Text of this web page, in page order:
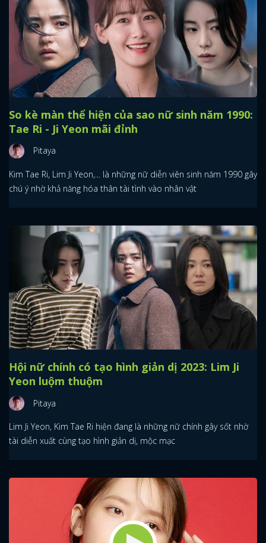
So kè màn thể hiện của sao nữ sinh năm 1990:
Tae Ri - Ji Yeon mãi đỉnh
Pitaya
Kim Tae Ri, Lim Ji Yeon,... là những nữ diễn viên sinh năm 1990 gây
chú ý nhờ khả năng hóa thân tài tình vào nhân vật
Hội nữ chính có tạo hình giản dị 2023: Lim Ji
Yeon luộm thuộm
Pitaya
Lim Ji Yeon, Kim Tae Ri hiện đang là những nữ chính gây sốt nhờ
tài diễn xuất cùng tạo hình giản dị, mộc mạc